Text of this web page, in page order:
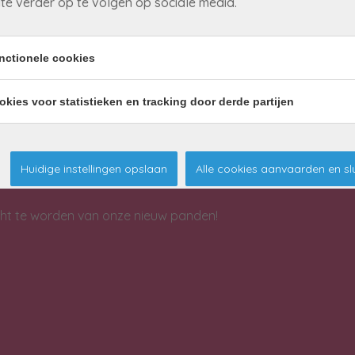
zocht?
te worden van onze nieuw panden!
cookies
voor statistieken en tracking door derde partijen
Huidige instellingen opslaan Alle cookies aanvaarden en